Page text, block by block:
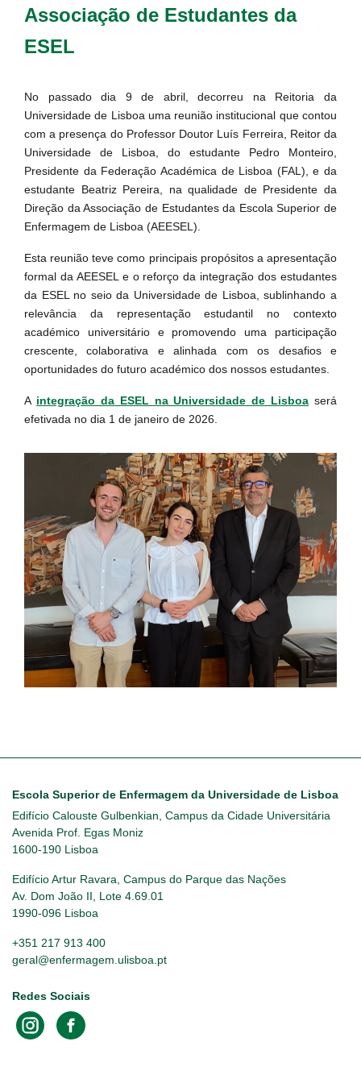
Associação de Estudantes da
ESEL
No passado dia 9 de abril, decorreu na Reitoria da
Universidade de Lisboa uma reunião institucional que contou
com a presença do Professor Doutor Luís Ferreira, Reitor da
Universidade de Lisboa, do estudante Pedro Monteiro,
Presidente da Federação Académica de Lisboa (FAL), e da
estudante Beatriz Pereira, na qualidade de Presidente da
Direção da Associação de Estudantes da Escola Superior de
Enfermagem de Lisboa (AEESEL).
Esta reunião teve como principais propósitos a apresentação
formal da AEESEL e o reforço da integração dos estudantes
da ESEL no seio da Universidade de Lisboa, sublinhando a
relevância da representação estudantil no contexto
académico universitário e promovendo uma participação
crescente, colaborativa e alinhada com os desafios e
oportunidades do futuro académico dos nossos estudantes.
A integração da ESEL na Universidade de Lisboa será
efetivada no dia 1 de janeiro de 2026.
Escola Superior de Enfermagem da Universidade de Lisboa
Edifício Calouste Gulbenkian, Campus da Cidade Universitária
Avenida Prof. Egas Moniz
1600-190 Lisboa
Edifício Artur Ravara, Campus do Parque das Nações
Av. Dom João II, Lote 4.69.01
1990-096 Lisboa
+351 217 913 400
geral@enfermagem.ulisboa.pt
Redes Sociais